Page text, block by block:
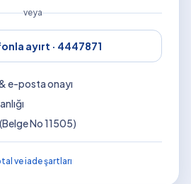
veya
ayırt · 4447871
e-posta onayı
No 11505)
ve iade şartları